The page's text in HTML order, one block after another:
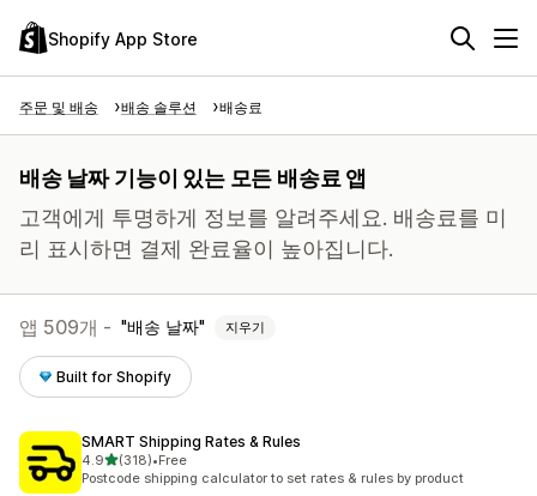
Shopify App Store
주문 및 배송 배송 솔루션 배송료
배송 날짜 기능이 있는 모든 배송료 앱
고객에게 투명하게 정보를 알려주세요. 배송료를 미
리 표시하면 결제 완료율이 높아집니다.
앱 509개 - 배송 날짜 지우기
Built for Shopify
SMART Shipping Rates & Rules
4.9별 5개 중
(318)
총 리뷰 318개
•Free
Postcode shipping calculator to set rates & rules by product